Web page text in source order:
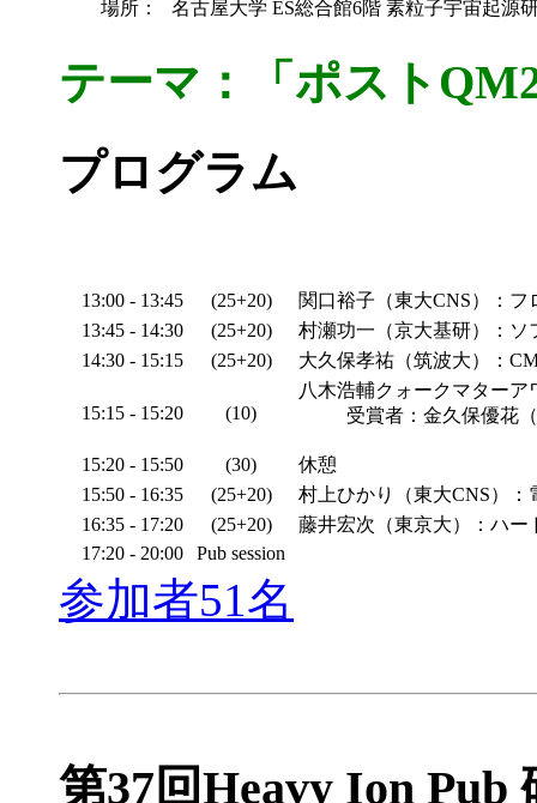
場所：
名古屋大学 ES総合館6階 素粒子宇宙起源
テーマ：「ポスト
プログラム
13:00 - 13:45 (25+20)
関口裕子（東大CNS）：フ
13:45 - 14:30
(25+20)
村瀬功一（京大基研）：
14:30 - 15:15
(25+20) 大久保孝祐（筑波大）：
15:15 - 15:20 (10)
八木浩輔クォークマター
受賞者：金久保優花
15:20 - 15:50 (30)
休憩
15:50 - 16:35
(25+20)
村上ひかり（東大CNS）：
16:35 - 17:20
(25+20)
藤井宏次（東京大）：ハー
17:20 - 20:00
Pub session
参加者51名
第37回Heavy Ion Pub